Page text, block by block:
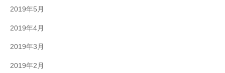
2019年5月
2019年4月
2019年3月
2019年2月